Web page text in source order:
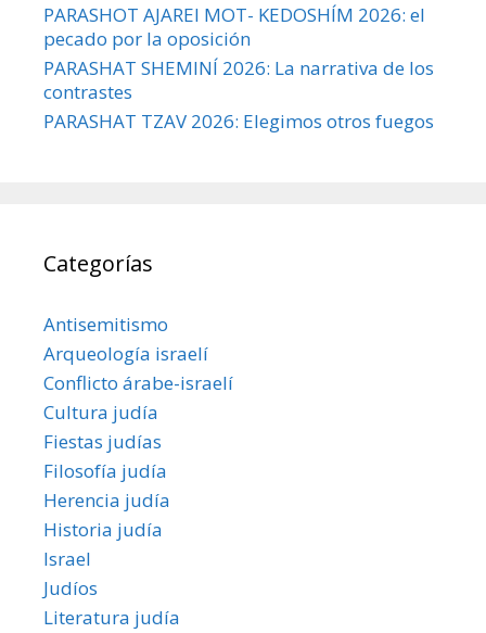
PARASHOT AJAREI MOT- KEDOSHÍM 2026: el
pecado por la oposición
PARASHAT SHEMINÍ 2026: La narrativa de los
contrastes
PARASHAT TZAV 2026: Elegimos otros fuegos
Categorías
Antisemitismo
Arqueología israelí
Conflicto árabe-israelí
Cultura judía
Fiestas judías
Filosofía judía
Herencia judía
Historia judía
Israel
Judíos
Literatura judía